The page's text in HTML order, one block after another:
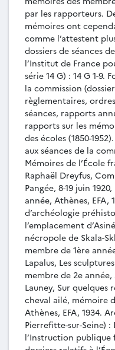
Athènes, EFA, 1926.
MEM-016 -
funéraires du
membre de 3e
MEM-017 -
hypostyle de
année, Athènes,
MEM-018 -
d’ordre corinthien
mémoire de
1934.
MEM-019 -
Thespies au IIIe
membre de 2e
MEM-020 -
préhistorique
mémoire de
1935.
MEM-021 -
à Philippes de
de 3e année,
MEM-022 -
nécropole de
année, Athènes,
MEM-023 -
helléniques à
par les rapporteurs.
mémoires ont
comme l’attestent
dossiers de séances
l’Institut de France
série 14 G) : 14 G 1-
la commission
règlementaires,
séances, rapports
rapports sur les
des écoles (1850-
aux séances de la
Mémoires de l’École
Raphaël Dreyfus,
Pangée, 8-19 juin
année, Athènes, EFA,
d’archéologie
l’emplacement
nécropole de Skala-
membre de 1ère
Lapalus, Les
membre de 2e année,
Launey, Sur
cheval ailé, mémoire
Athènes, EFA, 1934.
Pierrefitte-sur-Seine)
l’Instruction